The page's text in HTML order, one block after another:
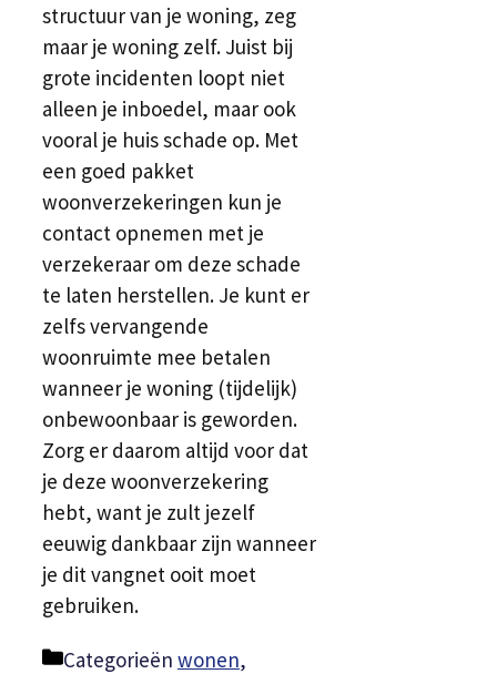
structuur van je woning, zeg
maar je woning zelf. Juist bij
grote incidenten loopt niet
alleen je inboedel, maar ook
vooral je huis schade op. Met
een goed pakket
woonverzekeringen kun je
contact opnemen met je
verzekeraar om deze schade
te laten herstellen. Je kunt er
zelfs vervangende
woonruimte mee betalen
wanneer je woning (tijdelijk)
onbewoonbaar is geworden.
Zorg er daarom altijd voor dat
je deze woonverzekering
hebt, want je zult jezelf
eeuwig dankbaar zijn wanneer
je dit vangnet ooit moet
gebruiken.
Categorieën wonen,